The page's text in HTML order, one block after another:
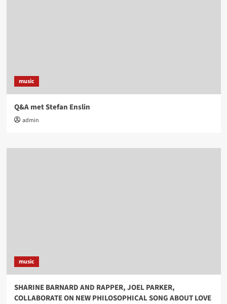
music
Q&A met Stefan Enslin
admin
music
SHARINE BARNARD AND RAPPER, JOEL PARKER,
COLLABORATE ON NEW PHILOSOPHICAL SONG ABOUT LOVE